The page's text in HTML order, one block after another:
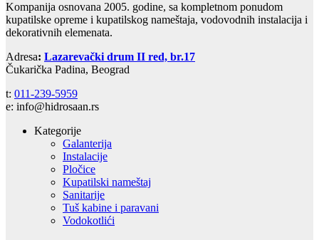
Kompanija osnovana 2005. godine, sa kompletnom ponudom
kupatilske opreme i kupatilskog nameštaja, vodovodnih instalacija i
dekorativnih elemenata.
Adresa: Lazarevački drum II red, br.17
Čukarička Padina, Beograd
t: 011-239-5959
e: info@hidrosaan.rs
Kategorije
Galanterija
Instalacije
Pločice
Kupatilski nameštaj
Sanitarije
Tuš kabine i paravani
Vodokotlići